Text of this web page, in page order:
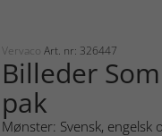
Vervaco Art. nr: 326447
Billeder
pak
Mønster: Svensk, engelsk